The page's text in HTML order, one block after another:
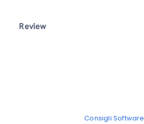
Review
Consigli Software